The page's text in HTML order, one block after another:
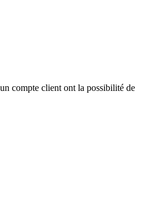
compte client ont la possibilité de